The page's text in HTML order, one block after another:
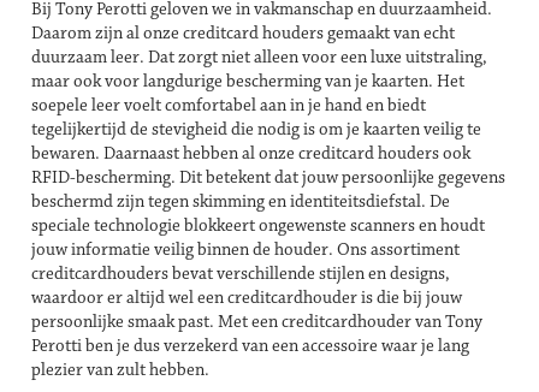
Bij Tony Perotti geloven we in vakmanschap en duurzaamheid.
Daarom zijn al onze creditcard houders gemaakt van echt
duurzaam leer. Dat zorgt niet alleen voor een luxe uitstraling,
maar ook voor langdurige bescherming van je kaarten. Het
soepele leer voelt comfortabel aan in je hand en biedt
tegelijkertijd de stevigheid die nodig is om je kaarten veilig te
bewaren. Daarnaast hebben al onze creditcard houders ook
RFID-bescherming. Dit betekent dat jouw persoonlijke gegevens
beschermd zijn tegen skimming en identiteitsdiefstal. De
speciale technologie blokkeert ongewenste scanners en houdt
jouw informatie veilig binnen de houder. Ons assortiment
creditcardhouders bevat verschillende stijlen en designs,
waardoor er altijd wel een creditcardhouder is die bij jouw
persoonlijke smaak past. Met een creditcardhouder van Tony
Perotti ben je dus verzekerd van een accessoire waar je lang
plezier van zult hebben.